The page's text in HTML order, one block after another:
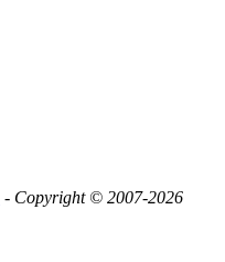
- Copyright © 2007-2026